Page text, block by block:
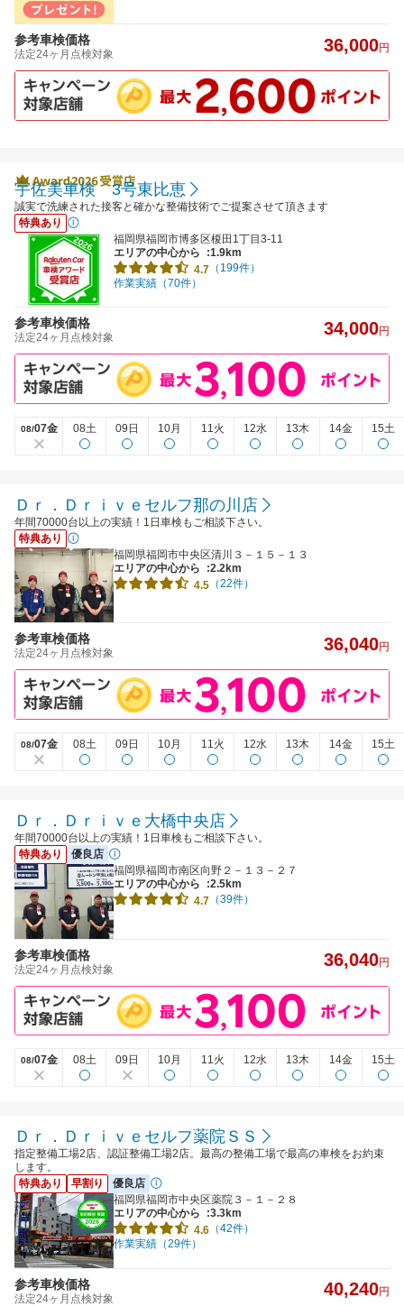
参考車検価格
法定24ヶ月点検対象 36,000円
宇佐美車検 3号東比恵
誠実で洗練された接客と確かな整備技術でご提案させて頂きます
特典あり
福岡県福岡市博多区榎田1丁目3-11
エリアの中心から
:1.9km
4.7 （199件）
作業実績（70件）
参考車検価格
法定24ヶ月点検対象 34,000円
08/07金 08土 09日 10月 11火 12水 13木 14金 15土
Ｄｒ．Ｄｒｉｖｅセルフ那の川店
年間70000台以上の実績！1日車検もご相談下さい。
特典あり
福岡県福岡市中央区清川３－１５－１３
エリアの中心から
:2.2km
4.5 （22件）
参考車検価格
法定24ヶ月点検対象 36,040円
08/07金 08土 09日 10月 11火 12水 13木 14金 15土
Ｄｒ．Ｄｒｉｖｅ大橋中央店
年間70000台以上の実績！1日車検もご相談下さい。
特典あり
優良店
福岡県福岡市南区向野２－１３－２７
エリアの中心から
:2.5km
4.7 （39件）
参考車検価格
法定24ヶ月点検対象 36,040円
08/07金 08土 09日 10月 11火 12水 13木 14金 15土
Ｄｒ．Ｄｒｉｖｅセルフ薬院ＳＳ
指定整備工場2店、認証整備工場2店。最高の整備工場で最高の車検をお約束
します。
特典あり
早割り
優良店
福岡県福岡市中央区薬院３－１－２８
エリアの中心から
:3.3km
4.6 （42件）
作業実績（29件）
参考車検価格
法定24ヶ月点検対象 40,240円